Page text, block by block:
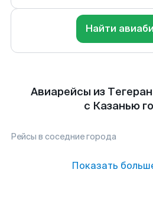
Найти
Авиарейсы из
с Казанью
Рейсы в соседние города
Показать